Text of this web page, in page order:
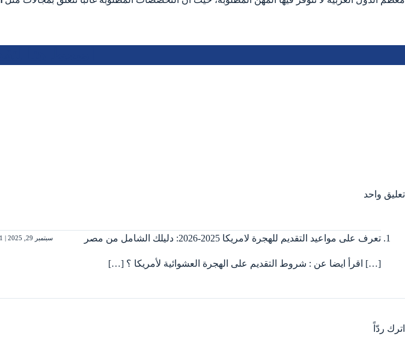
تعليق واحد
تعرف على مواعيد التقديم للهجرة لامريكا 2025-2026: دليلك الشامل من مصر سبتمبر 29, 2025 | 7:21 م
[…] اقرأ ايضا عن : شروط التقديم على الهجرة العشوائية لأمريكا ؟ […]
اترك ردّاً